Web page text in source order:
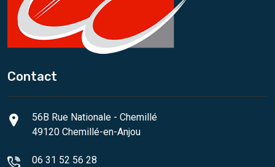
Contact
56B Rue Nationale - Chemillé
49120 Chemillé-en-Anjou
06 31 52 56 28